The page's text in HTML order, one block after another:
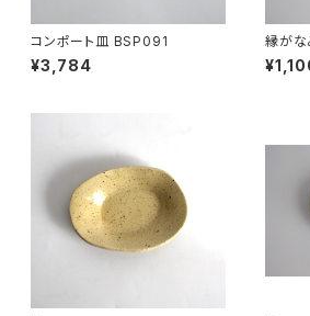
コンポート皿 BSP091
¥3,784
縁がな
小皿(
白御影